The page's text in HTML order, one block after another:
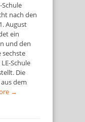
Schule
nach den
August
ein
und den
sechste
Schule
Die
dem
→